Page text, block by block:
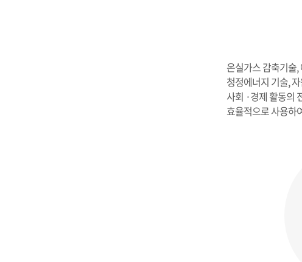
온실가스 감축기술
청정에너지 기술,
사회 ·경제 활동의
효율적으로 사용하